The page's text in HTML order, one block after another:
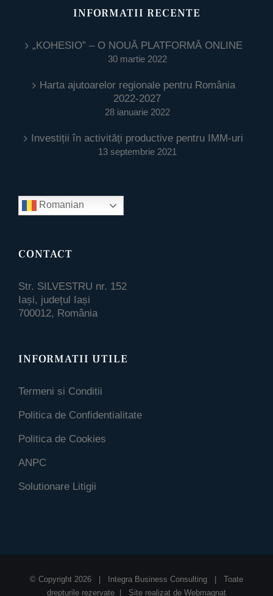
INFORMATII RECENTE
„KOHESIO” – O NOUĂ PLATFORMĂ ONLINE
30 martie 2022
Harta ajutoarelor regionale pentru România
2022-2027
28 ianuarie 2022
Investiții în activități productive pentru IMM-uri
13 septembrie 2021
Romanian
CONTACT
Str. SILVESTRU nr. 152
Iași, județul Iași
700012, România
INFORMATII UTILE
Termeni si Conditii
Politica de Confidentialitate
Politica de Cookies
ANPC
Solutionare Litigii
© Copyright 2026 | Integra Business Consulting | Toate
drepturile rezervate | Site realizat de Webmagnat